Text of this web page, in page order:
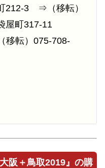
212-3 ⇒（移転）
屋町317-11
転）075-708-
阪＋鳥取2019』の購